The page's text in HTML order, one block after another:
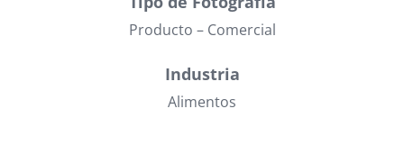
Producto – Comercial
Industria
Alimentos